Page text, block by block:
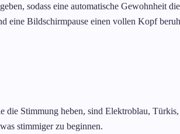
sodass eine automatische Gewohnheit
eine Bildschirmpause einen vollen Kopf
die Stimmung heben, sind Elektroblau,
stimmiger zu beginnen.